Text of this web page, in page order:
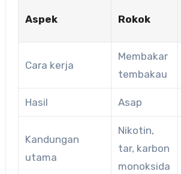
Aspek Rokok
Cara kerja
Membakar
tembakau
Hasil Asap
Kandungan
utama
Nikotin,
tar, karbon
monoksida